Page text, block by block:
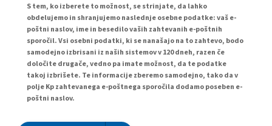
S tem, ko izberete to možnost, se strinjate, da lahko
obdelujemo in shranjujemo naslednje osebne podatke: vaš e-
poštni naslov, ime in besedilo vaših zahtevanih e-poštnih
sporočil. Vsi osebni podatki, ki se nanašajo na to zahtevo, bodo
samodejno izbrisani iz naših sistemov v 120 dneh, razen če
določite drugače, vedno pa imate možnost, da te podatke
takoj izbrišete. Te informacije zberemo samodejno, tako da v
polje Kp zahtevanega e-poštnega sporočila dodamo poseben e-
poštni naslov.